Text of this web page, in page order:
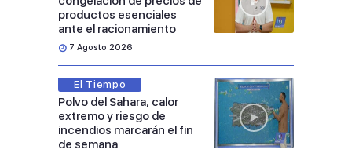
productos esenciales
ante el racionamiento
7 Agosto 2026
El Tiempo
Polvo del Sahara, calor
extremo y riesgo de
incendios marcarán el fin
de semana